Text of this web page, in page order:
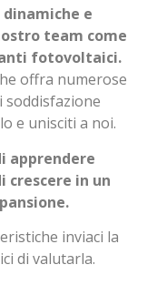
e
team come
fotovoltaici.
offra numerose
e unisciti a noi.
apprendere
crescere in un
inviaci la
di valutarla.